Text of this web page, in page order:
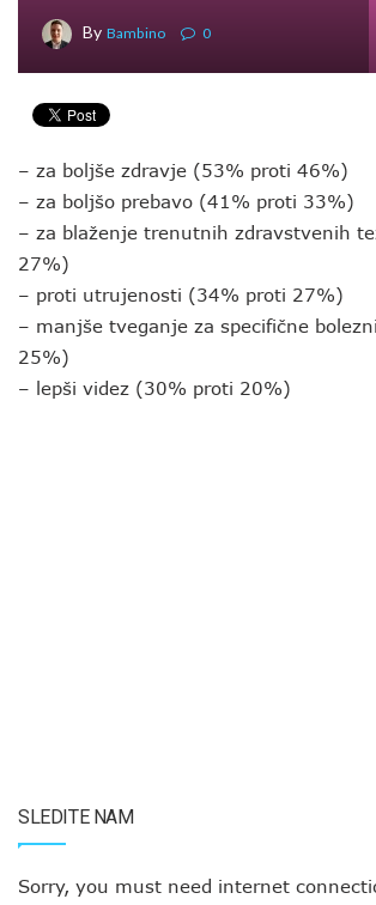
By Bambino 0
– za boljše zdravje (53% proti 46%)
– za boljšo prebavo (41% proti 33%)
– za blaženje trenutnih zdravstvenih
27%)
– proti utrujenosti (34% proti 27%)
– manjše tveganje za specifične
25%)
– lepši videz (30% proti 20%)
SLEDITE NAM
Sorry, you must need internet